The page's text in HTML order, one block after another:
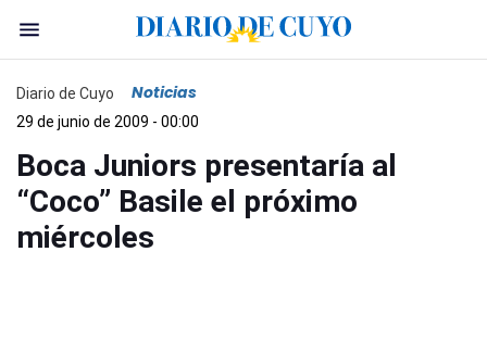
Diario de Cuyo Noticias
29 de junio de 2009 - 00:00
Boca Juniors presentaría al
“Coco” Basile el próximo
miércoles